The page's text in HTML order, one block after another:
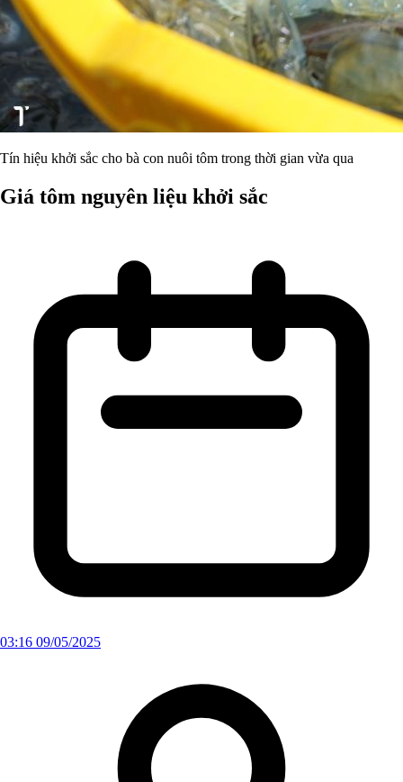
Tín hiệu khởi sắc cho bà con nuôi tôm trong thời gian vừa qua
Giá tôm nguyên liệu khởi sắc
03:16 09/05/2025